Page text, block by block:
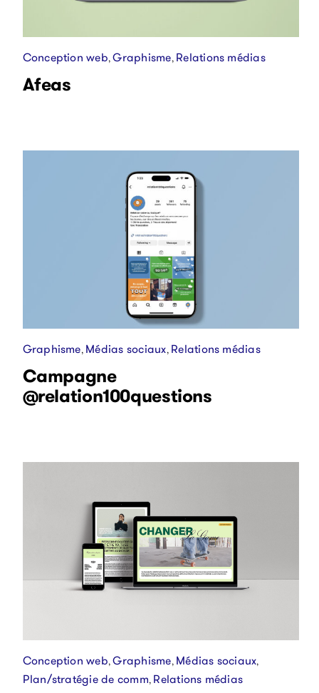
Afeas
Conception web,Graphisme, Relations médias
Campagne
@relation100questions
Graphisme, Médias sociaux, Relations médias
Conception web,Graphisme, Médias sociaux,
Plan/stratégie de comm, Relations médias